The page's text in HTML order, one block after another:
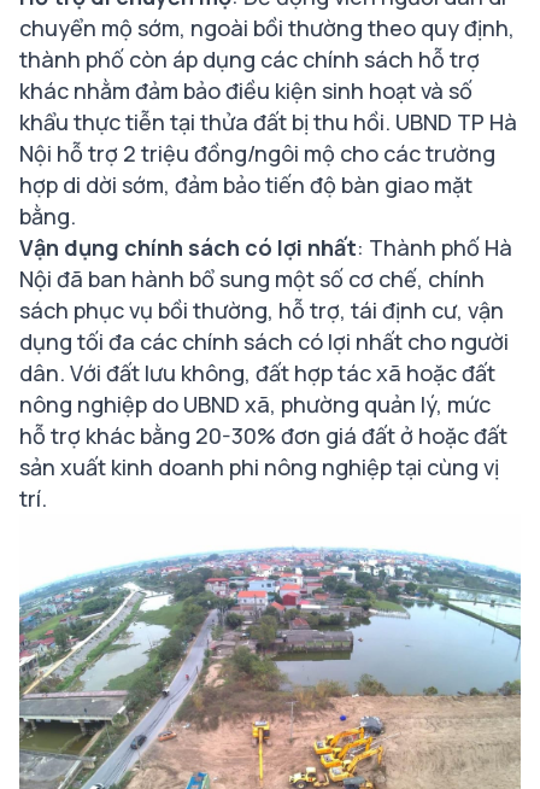
chuyển mộ sớm, ngoài bồi thường theo quy định,
thành phố còn áp dụng các chính sách hỗ trợ
khác nhằm đảm bảo điều kiện sinh hoạt và số
khẩu thực tiễn tại thửa đất bị thu hồi. UBND TP Hà
Nội hỗ trợ 2 triệu đồng/ngôi mộ cho các trường
hợp di dời sớm, đảm bảo tiến độ bàn giao mặt
bằng.
Vận dụng chính sách có lợi nhất: Thành phố Hà
Nội đã ban hành bổ sung một số cơ chế, chính
sách phục vụ bồi thường, hỗ trợ, tái định cư, vận
dụng tối đa các chính sách có lợi nhất cho người
dân. Với đất lưu không, đất hợp tác xã hoặc đất
nông nghiệp do UBND xã, phường quản lý, mức
hỗ trợ khác bằng 20-30% đơn giá đất ở hoặc đất
sản xuất kinh doanh phi nông nghiệp tại cùng vị
trí.